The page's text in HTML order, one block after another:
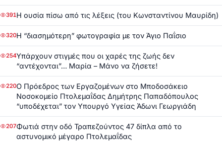
391Η ουσία πίσω από τις λέξεις (του Κωνσταντίνου Μαυρίδη)
320Η “διασημότερη” φωτογραφία με τον Άγιο Παΐσιο
254Υπάρχουν στιγμές που οι χαρές της ζωής δεν
“αντέχονται”… Μαρία – Μάνο να ζήσετε!
220Ο Πρόεδρος των Εργαζομένων στο Μποδοσάκειο
Νοσοκομείο Πτολεμαΐδας Δημήτρης Παπαδόπουλος
“υποδέχεται” τον Υπουργό Υγείας Άδωνι Γεωργιάδη
207Φωτιά στην οδό Τραπεζούντος 47 δίπλα από το
αστυνομικό μέγαρο Πτολεμαΐδας